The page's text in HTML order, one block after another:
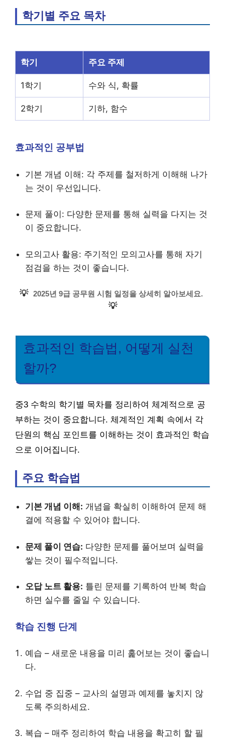
학기별 주요 목차
학기 주요 주제
1학기 수와 식, 확률
2학기 기하, 함수
효과적인 공부법
기본 개념 이해: 각 주제를 철저하게 이해해 나가
는 것이 우선입니다.
문제 풀이: 다양한 문제를 통해 실력을 다지는 것
이 중요합니다.
모의고사 활용: 주기적인 모의고사를 통해 자기
점검을 하는 것이 좋습니다.
💡 2025년 9급 공무원 시험 일정을 상세히 알아보세요.
💡
효과적인 학습법, 어떻게 실천
할까?
중3 수학의 학기별 목차를 정리하여 체계적으로 공
부하는 것이 중요합니다. 체계적인 계획 속에서 각
단원의 핵심 포인트를 이해하는 것이 효과적인 학습
으로 이어집니다.
주요 학습법
기본 개념 이해: 개념을 확실히 이해하여 문제 해
결에 적용할 수 있어야 합니다.
문제 풀이 연습: 다양한 문제를 풀어보며 실력을
쌓는 것이 필수적입니다.
오답 노트 활용: 틀린 문제를 기록하여 반복 학습
하면 실수를 줄일 수 있습니다.
학습 진행 단계
예습 – 새로운 내용을 미리 훑어보는 것이 좋습니
다.
수업 중 집중 – 교사의 설명과 예제를 놓치지 않
도록 주의하세요.
복습 – 매주 정리하여 학습 내용을 확고히 할 필